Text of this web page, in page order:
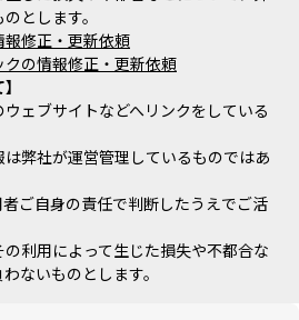
とします。
修正・更新依頼
の情報修正・更新依頼
ウェブサイトなどへリンクをしている
弊社が運営管理しているものではあ
ご自身の責任で判断したうえでご活
利用によって生じた損失や不都合な
ないものとします。